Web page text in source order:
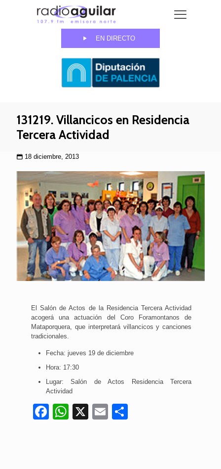
EN DIRECTO
131219. Villancicos en Residencia
Tercera Actividad
18 diciembre, 2013
El Salón de Actos de la Residencia Tercera Actividad
acogerá una actuación del Coro Foramontanos de
Mataporquera, que interpretará villancicos y canciones
tradicionales.
Fecha: jueves 19 de diciembre
Hora: 17:30
Lugar: Salón de Actos Residencia Tercera
Actividad
Facebook
WhatsApp
X Email